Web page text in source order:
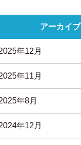
アーカイブ
年12月
年11月
年8月
年12月